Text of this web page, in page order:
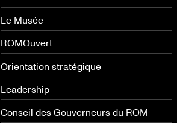
Le Musée
ROMOuvert
Orientation stratégique
Leadership
Conseil des Gouverneurs du ROM